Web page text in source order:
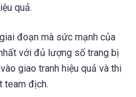
quả.
đoạn mà sức mạnh của
với đủ lượng số trang bị
giao tranh hiệu quả và thi
team địch.